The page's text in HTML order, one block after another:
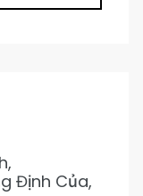
Định Của,